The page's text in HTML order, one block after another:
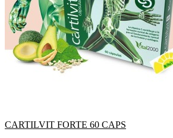
CARTILVIT FORTE 60 CAPS